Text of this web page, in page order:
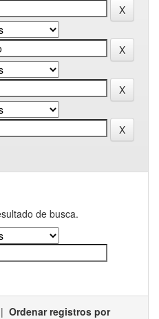
de busca.
| Ordenar registros por